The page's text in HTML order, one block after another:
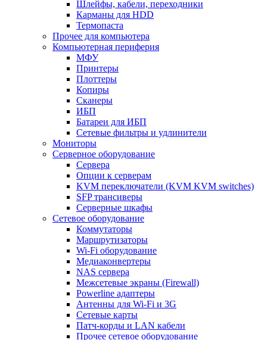
Шлейфы, кабели, переходники
Карманы для HDD
Термопаста
Прочее для компьютера
Компьютерная периферия
МФУ
Принтеры
Плоттеры
Копиры
Сканеры
ИБП
Батареи для ИБП
Сетевые фильтры и удлинители
Мониторы
Серверное оборудование
Сервера
Опции к серверам
KVM переключатели (KVM KVM switches)
SFP трансиверы
Серверные шкафы
Сетевое оборудование
Коммутаторы
Маршрутизаторы
Wi-Fi оборудование
Медиаконвертеры
NAS сервера
Межсетевые экраны (Firewall)
Powerline адаптеры
Антенны для Wi-Fi и 3G
Сетевые карты
Патч-корды и LAN кабели
Прочее сетевое оборудование